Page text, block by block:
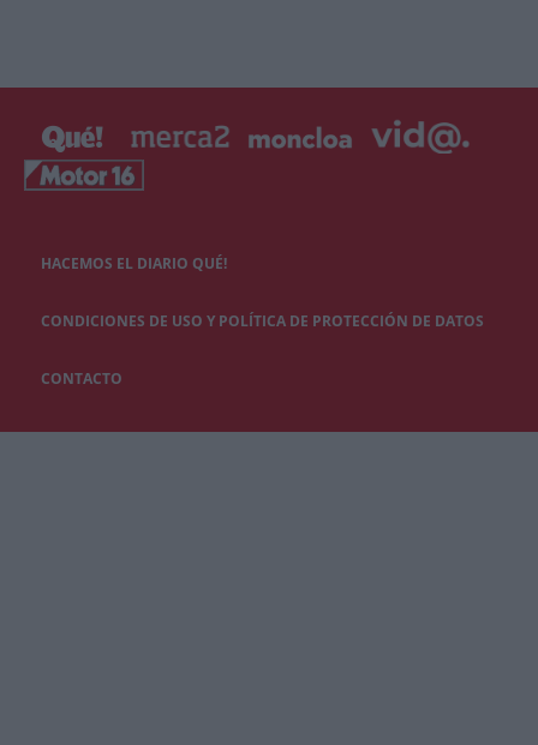
HACEMOS EL DIARIO QUÉ!
CONDICIONES DE USO Y POLÍTICA DE PROTECCIÓN DE DATOS
CONTACTO